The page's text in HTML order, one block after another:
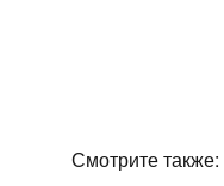
Смотрите также: